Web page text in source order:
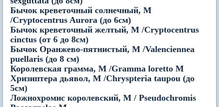
Бычок креветочный солнечный, M
/Cryptocentrus Aurora (до 6см)
Бычок креветочный желтый, M /Cryptocentrus
cinctus (от 6 до 8см)
Бычок Оранжево-пятнистый, M /Valenciennea
puellaris (до 8 см)
Королевская грамма, M /Gramma loretto M
Хризиптера дьявол, M /Chryspteria taupou (до
5см)
Ложнохромис королевский, М / Pseudochromis